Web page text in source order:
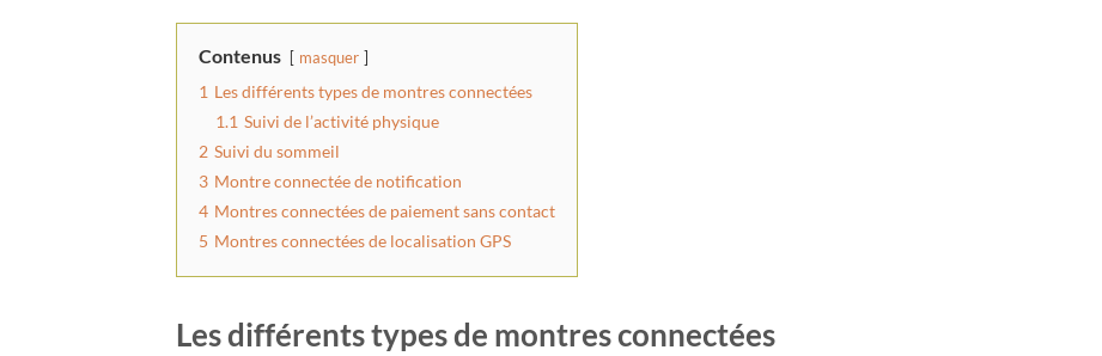
Contenus masquer
1 Les différents types de montres connectées
1.1 Suivi de l’activité physique
2 Suivi du sommeil
3 Montre connectée de notification
4 Montres connectées de paiement sans contact
5 Montres connectées de localisation GPS
Les différents types de montres connectées